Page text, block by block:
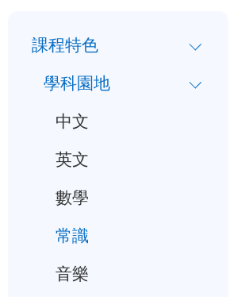
結
小
一課程特色
學科園地
中文
英文
數學
常識
音樂